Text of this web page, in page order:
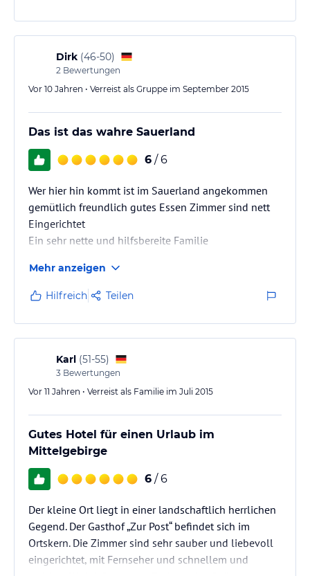
Dirk (46-50)
2 Bewertungen
Vor 10 Jahren • Verreist als Gruppe im September 2015
Das ist das wahre Sauerland
6 / 6
Wer hier hin kommt ist im Sauerland angekommen
gemütlich freundlich gutes Essen Zimmer sind nett
Eingerichtet
Ein sehr nette und hilfsbereite Familie
Mehr anzeigen
Hilfreich Teilen
Karl (51-55)
3 Bewertungen
Vor 11 Jahren • Verreist als Familie im Juli 2015
Gutes Hotel für einen Urlaub im
Mittelgebirge
6 / 6
Der kleine Ort liegt in einer landschaftlich herrlichen
Gegend. Der Gasthof „Zur Post“ befindet sich im
Ortskern. Die Zimmer sind sehr sauber und liebevoll
eingerichtet, mit Fernseher und schnellem und